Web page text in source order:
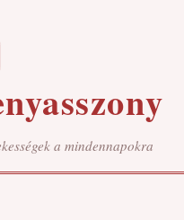
a mindennapokra